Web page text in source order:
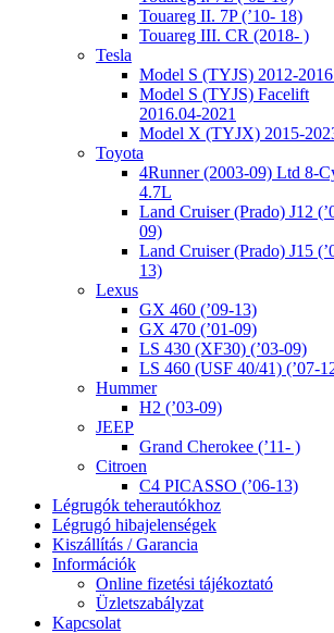
Touareg II. 7P (’10- 18)
Touareg III. CR (2018- )
Tesla
Model S (TYJS) 2012-
Model S (TYJS) Facelift
2016.04-2021
Model X (TYJX) 2015-
Toyota
4Runner (2003-09) Ltd 8-
4.7L
Land Cruiser (Prado) J12
09)
Land Cruiser (Prado) J15
13)
Lexus
GX 460 (’09-13)
GX 470 (’01-09)
LS 430 (XF30) (’03-09)
LS 460 (USF 40/41) (’07-
Hummer
H2 (’03-09)
JEEP
Grand Cherokee (’11- )
Citroen
C4 PICASSO (’06-13)
Légrugók teherautókhoz
Légrugó hibajelenségek
Kiszállítás / Garancia
Információk
Online fizetési tájékoztató
Üzletszabályzat
Kapcsolat